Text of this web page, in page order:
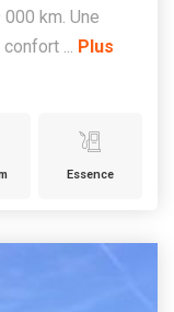
km. Une
... Plus
Essence